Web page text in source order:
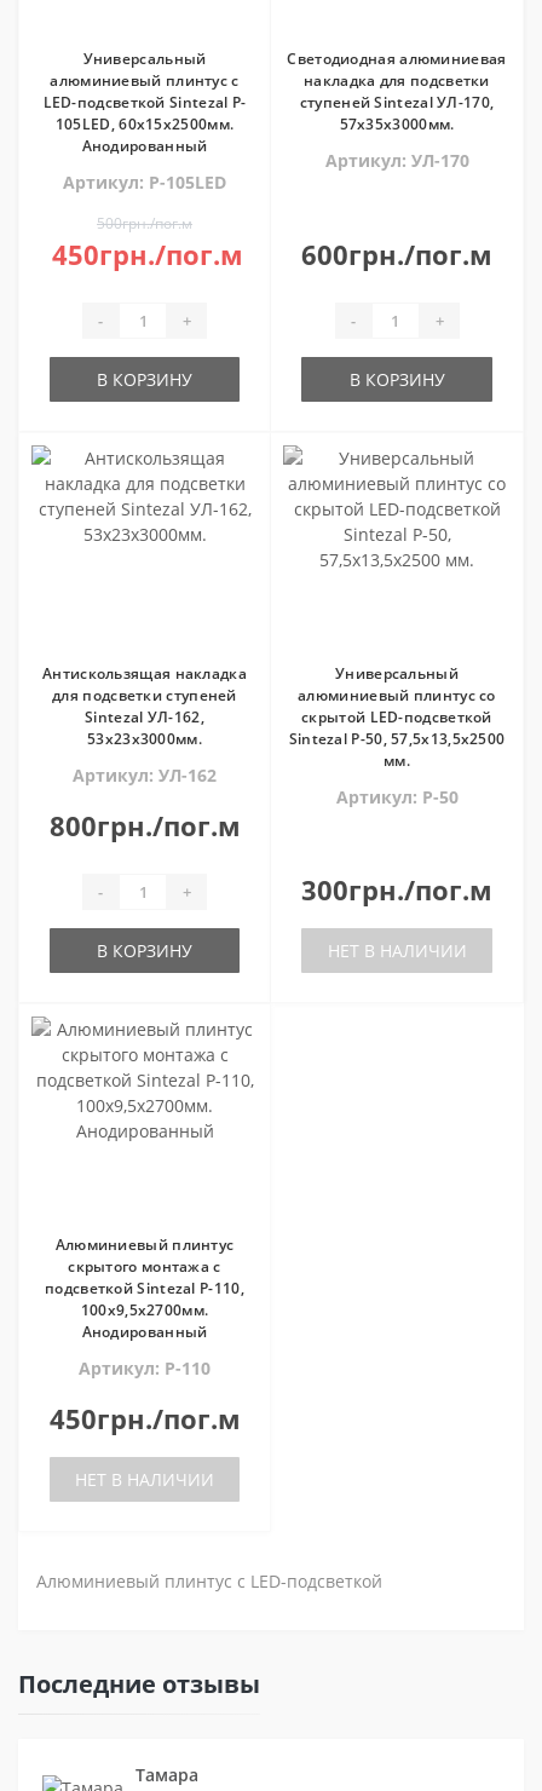
Универсальный
алюминиевый плинтус с
LED-подсветкой Sintezal P-
105LED, 60х15х2500мм.
Анодированный
Артикул: P-105LED
500грн./пог.м
450грн./пог.м
- +
В КОРЗИНУ
Светодиодная алюминиевая
накладка для подсветки
ступеней Sintezal УЛ-170,
57х35х3000мм.
Артикул: УЛ-170
600грн./пог.м
- +
В КОРЗИНУ
Антискользящая накладка
для подсветки ступеней
Sintezal УЛ-162,
53х23х3000мм.
Артикул: УЛ-162
800грн./пог.м
- +
В КОРЗИНУ
Универсальный
алюминиевый плинтус со
скрытой LED-подсветкой
Sintezal P-50, 57,5х13,5х2500
мм.
Артикул: P-50
300грн./пог.м
НЕТ В НАЛИЧИИ
Алюминиевый плинтус
скрытого монтажа с
подсветкой Sintezal P-110,
100х9,5х2700мм.
Анодированный
Артикул: P-110
450грн./пог.м
НЕТ В НАЛИЧИИ
Алюминиевый плинтус с LED-подсветкой
Последние отзывы
Тамара